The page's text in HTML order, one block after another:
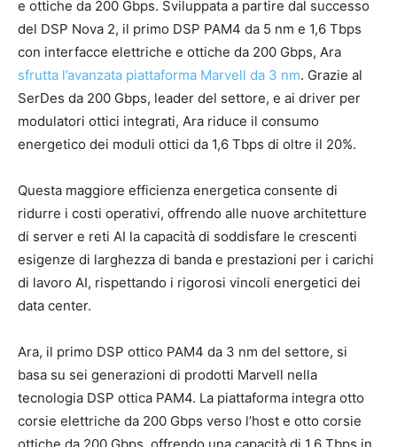
e ottiche da 200 Gbps. Sviluppata a partire dal successo
del DSP Nova 2, il primo DSP PAM4 da 5 nm e 1,6 Tbps
con interfacce elettriche e ottiche da 200 Gbps, Ara
sfrutta l’avanzata piattaforma Marvell da 3 nm. Grazie al
SerDes da 200 Gbps, leader del settore, e ai driver per
modulatori ottici integrati, Ara riduce il consumo
energetico dei moduli ottici da 1,6 Tbps di oltre il 20%.
Questa maggiore efficienza energetica consente di
ridurre i costi operativi, offrendo alle nuove architetture
di server e reti AI la capacità di soddisfare le crescenti
esigenze di larghezza di banda e prestazioni per i carichi
di lavoro AI, rispettando i rigorosi vincoli energetici dei
data center.
Ara, il primo DSP ottico PAM4 da 3 nm del settore, si
basa su sei generazioni di prodotti Marvell nella
tecnologia DSP ottica PAM4. La piattaforma integra otto
corsie elettriche da 200 Gbps verso l’host e otto corsie